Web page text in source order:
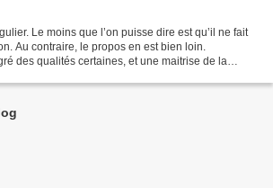
Le moins que l’on puisse dire est qu’il ne fait
Au contraire, le propos en est bien loin.
des qualités certaines, et une maitrise de la